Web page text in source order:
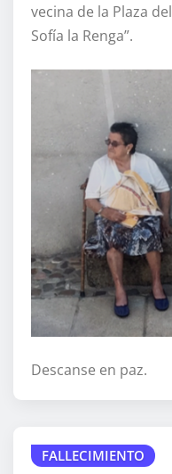
vecina de la Plaza
Sofía la Renga”.
Descanse en paz.
FALLECIMIENTO